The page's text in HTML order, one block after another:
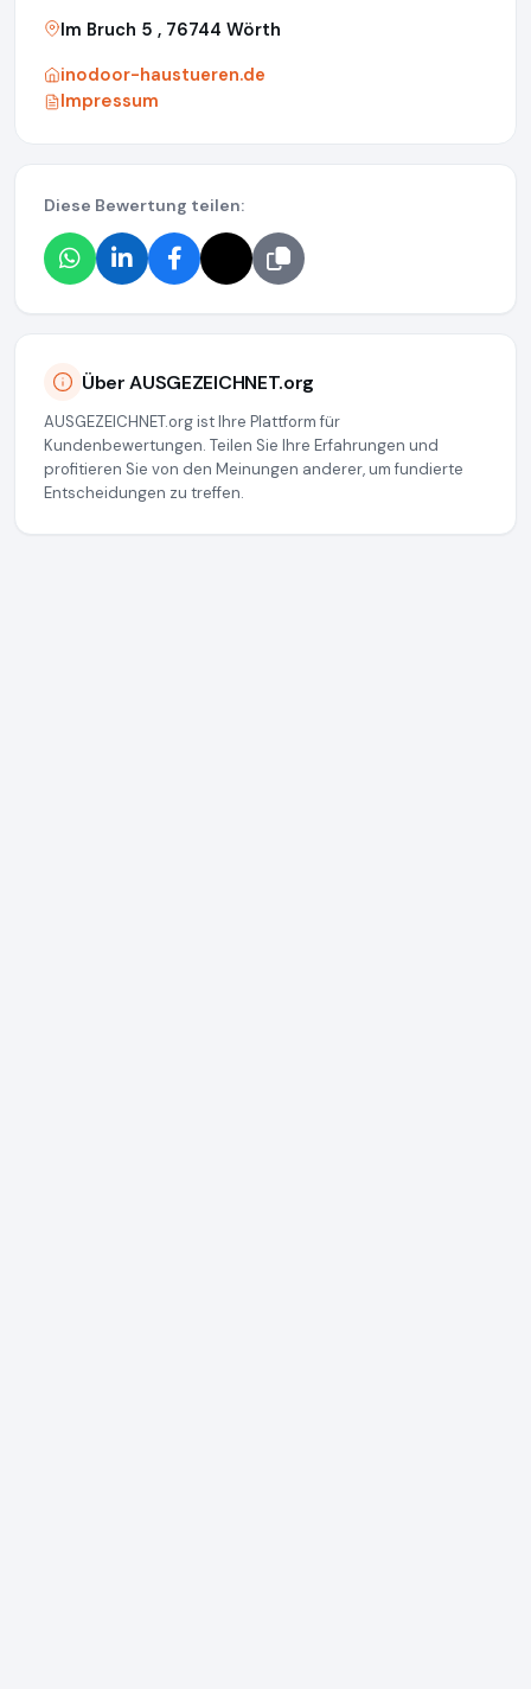
Im Bruch 5 , 76744 Wörth
inodoor-haustueren.de
Impressum
Diese Bewertung teilen:
Über AUSGEZEICHNET.org
AUSGEZEICHNET.org ist Ihre Plattform für
Kundenbewertungen. Teilen Sie Ihre Erfahrungen und
profitieren Sie von den Meinungen anderer, um fundierte
Entscheidungen zu treffen.